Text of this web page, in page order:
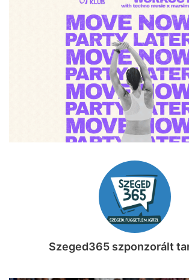
Szeged365 szponzorált